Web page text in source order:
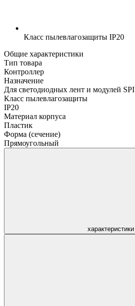
Класс пылевлагозащиты IP20
Общие характеристики
Тип товара
Контроллер
Назначение
Для светодиодных лент и модулей SPI
Класс пылевлагозащиты
IP20
Материал корпуса
Пластик
Форма (сечение)
Прямоугольный
характеристики